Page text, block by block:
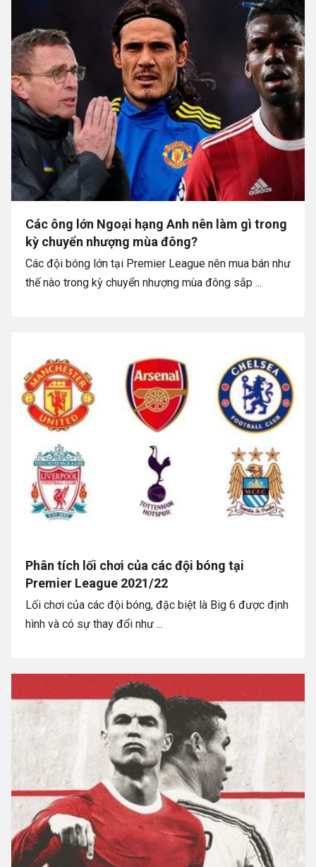
Các ông lớn Ngoại hạng Anh nên làm gì trong
kỳ chuyển nhượng mùa đông?
Các đội bóng lớn tại Premier League nên mua bán như
thế nào trong kỳ chuyển nhượng mùa đông sắp ...
Phân tích lối chơi của các đội bóng tại
Premier League 2021/22
Lối chơi của các đội bóng, đặc biệt là Big 6 được định
hình và có sự thay đổi như ...